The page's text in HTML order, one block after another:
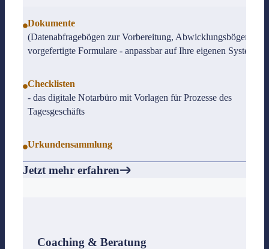
Dokumente
(Datenabfragebögen zur Vorbereitung, Abwicklungsbögen,
vorgefertigte Formulare - anpassbar auf Ihre eigenen Systeme)
Checklisten
- das digitale Notarbüro mit Vorlagen für Prozesse des
Tagesgeschäfts
Urkundensammlung
Jetzt mehr erfahren
Coaching & Beratung